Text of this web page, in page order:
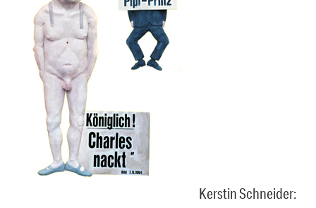
Kerstin Schneider: